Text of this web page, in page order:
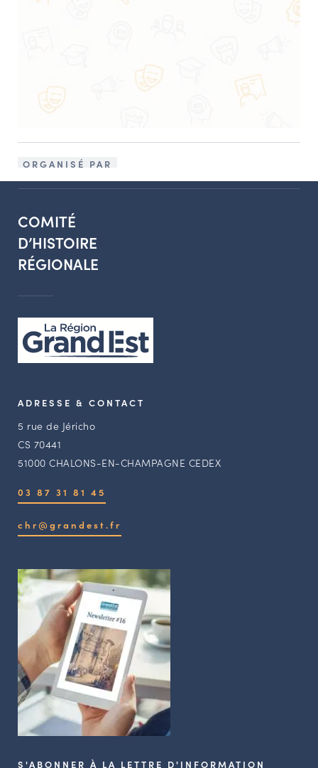
ORGANISÉ PAR
COMITÉ
D’HISTOIRE
RÉGIONALE
ADRESSE & CONTACT
5 rue de Jéricho
CS 70441
51000 CHALONS-EN-CHAMPAGNE CEDEX
03 87 31 81 45
chr@grandest.fr
S'ABONNER À LA LETTRE D'INFORMATION